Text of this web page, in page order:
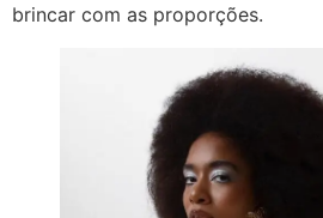
brincar com as proporções.